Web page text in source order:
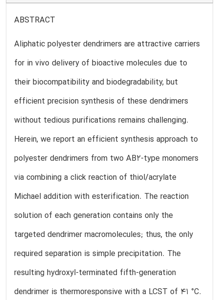
ABSTRACT
Aliphatic polyester dendrimers are attractive carriers
for in vivo delivery of bioactive molecules due to
their biocompatibility and biodegradability, but
efficient precision synthesis of these dendrimers
without tedious purifications remains challenging.
Herein, we report an efficient synthesis approach to
polyester dendrimers from two AB2-type monomers
via combining a click reaction of thiol/acrylate
Michael addition with esterification. The reaction
solution of each generation contains only the
targeted dendrimer macromolecules; thus, the only
required separation is simple precipitation. The
resulting hydroxyl-terminated fifth-generation
dendrimer is thermoresponsive with a LCST of 41 °C.